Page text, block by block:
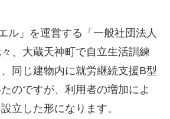
ル」を運営する「一般社団法人
、大蔵天神町で自立生活訓練
同じ建物内に就労継続支援B型
のですが、利用者の増加によ
立した形になります。